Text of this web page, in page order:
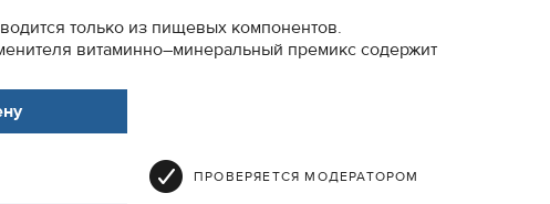
только из пищевых компонентов.
витаминно–минеральный премикс содержит
ПРОВЕРЯЕТСЯ МОДЕРАТОРОМ